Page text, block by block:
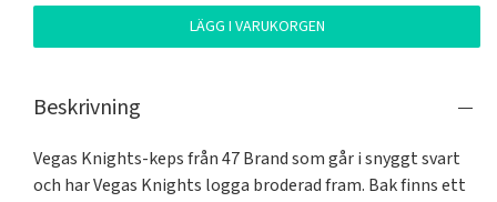
LÄGG I VARUKORGEN
Beskrivning
Vegas Knights-keps från 47 Brand som går i snyggt svart
och har Vegas Knights logga broderad fram. Bak finns ett